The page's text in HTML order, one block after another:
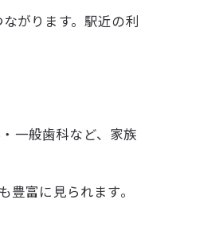
がります。駅近の利
一般歯科など、家族
富に見られます。